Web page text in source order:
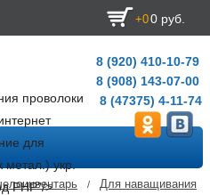
+00 руб.
проволоки
для
метал.) укр.
PHP"/>
8 (920) 410-10-79
8 (908) 143-07-00
8 (47375) 4-11-74
/
Для наващивания